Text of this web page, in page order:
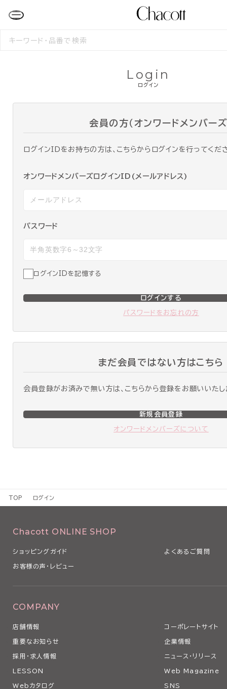
検
ログイン
Login
会員の方（オンワードメンバーズ
ログインIDをお持ちの方は、こちらからログインを行ってくだ
オンワードメンバーズログインID(メールアドレス)
パスワード
ログインIDを記憶する
ログインする
パスワードをお忘れの方
まだ会員ではない方はこちら
会員登録がお済みで無い方は、こちらから登録をお願いいたし
新規会員登録
オンワードメンバーズについて
TOP ログイン
Chacott ONLINE SHOP
ショッピングガイド よくあるご質問
お客様の声・レビュー
COMPANY
店舗情報 コーポレートサイト
重要なお知らせ 企業情報
採用・求人情報 ニュース・リリース
LESSON Web Magazine
Webカタログ SNS